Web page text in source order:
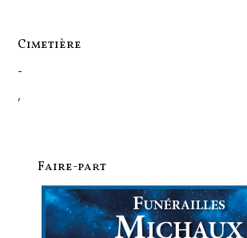
Cimetière
-
,
Faire-part